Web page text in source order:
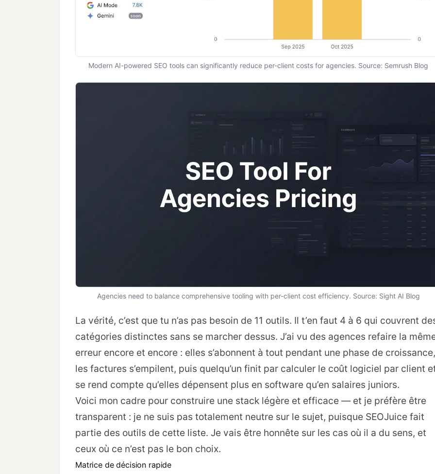
Modern AI-powered SEO tools can significantly reduce per-client costs for agencies. Source: Semrush Blog
Agencies need to balance comprehensive tooling with per-client cost efficiency. Source: Sight AI Blog
La vérité, c’est que tu n’as pas besoin de 11 outils. Il t’en faut 4 à 6 qui couvrent
catégories distinctes sans se marcher dessus. J’ai vu des agences refaire la
erreur encore et encore : elles s’abonnent à tout pendant une phase de croissance,
les factures s’empilent, puis quelqu’un finit par calculer le coût logiciel par client
se rend compte qu’elles dépensent plus en software qu’en salaires juniors.
Voici mon cadre pour construire une stack légère et efficace — et je préfère être
transparent : je ne suis pas totalement neutre sur le sujet, puisque SEOJuice fait
partie des outils de cette liste. Je vais être honnête sur les cas où il a du sens, et
ceux où ce n’est pas le bon choix.
Matrice de décision rapide